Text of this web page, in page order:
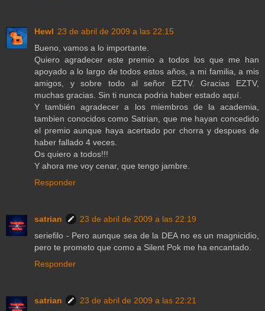
Hewl 23 de abril de 2009 a las 22:15
Bueno, vamos a lo importante.
Quiero agradecer este premio a todos los que me han
apoyado a lo largo de todos estos años, a mi familia, a mis
amigos, y sobre todo al señor EZTV. Gracias EZTV,
muchas gracias. Sin ti nunca podria haber estado aquí.
Y también agradecer a los miembros de la academia,
tambien conocidos como Satrian, que me hayan concedido
el premio aunque haya acertado por chorra y despues de
haber fallado 4 veces.
Os quiero a todos!!!
Y ahora me voy cenar, que tengo jambre.
Responder
satrian
23 de abril de 2009 a las 22:19
seriefilo - Pero aunque sea de la DEA no es un magnicidio,
pero te prometo que como a Silent Pok me ha encantado.
Responder
satrian
23 de abril de 2009 a las 22:21